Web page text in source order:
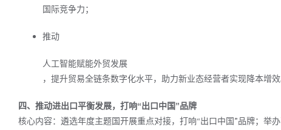
国际竞争力；
推动
人工智能赋能外贸发展
，提升贸易全链条数字化水平，助力新业态经营者实现降本增效
四、推动进出口平衡发展，打响“出口中国”品牌
核心内容：遴选年度主题国开展重点对接，打响“出口中国”品牌；举